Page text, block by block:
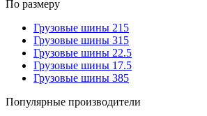
По размеру
Грузовые шины 215
Грузовые шины 315
Грузовые шины 22.5
Грузовые шины 17.5
Грузовые шины 385
Популярные производители